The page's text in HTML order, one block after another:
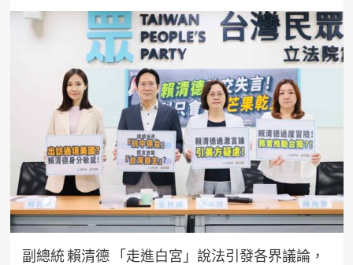
副總統 賴清德 「走進白宮」說法引發各界議論，